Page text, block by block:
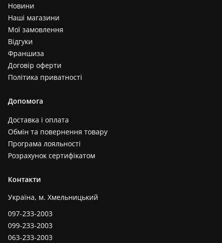
Новини
Наші магазини
Мої замовлення
Відгуки
Франшиза
Договір оферти
Політика приватності
Допомога
Доставка і оплата
Обмін та повернення товару
Програма лояльності
Розрахунок сертифікатом
Контакти
Україна, м. Хмельницький
097-233-2003
099-233-2003
063-233-2003